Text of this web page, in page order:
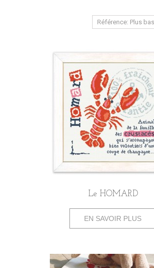
Le HOMARD
EN SAVOIR PLUS